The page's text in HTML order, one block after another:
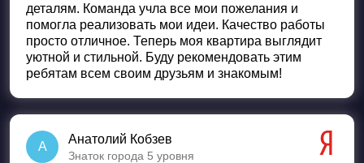
деталям. Команда учла все мои пожелания и
помогла реализовать мои идеи. Качество работы
просто отличное. Теперь моя квартира выглядит
уютной и стильной. Буду рекомендовать этим
ребятам всем своим друзьям и знакомым!
А
Анатолий Кобзев
Знаток города 5 уровня